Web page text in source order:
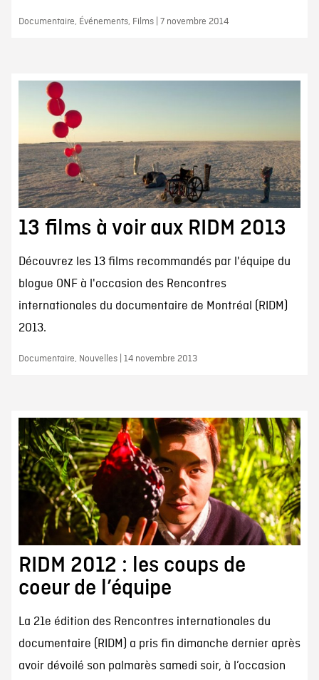
Documentaire, Événements, Films | 7 novembre 2014
13 films à voir aux RIDM 2013
Découvrez les 13 films recommandés par l'équipe du
blogue ONF à l'occasion des Rencontres
internationales du documentaire de Montréal (RIDM)
2013.
Documentaire, Nouvelles | 14 novembre 2013
RIDM 2012 : les coups de
coeur de l’équipe
La 21e édition des Rencontres internationales du
documentaire (RIDM) a pris fin dimanche dernier après
avoir dévoilé son palmarès samedi soir, à l’occasion